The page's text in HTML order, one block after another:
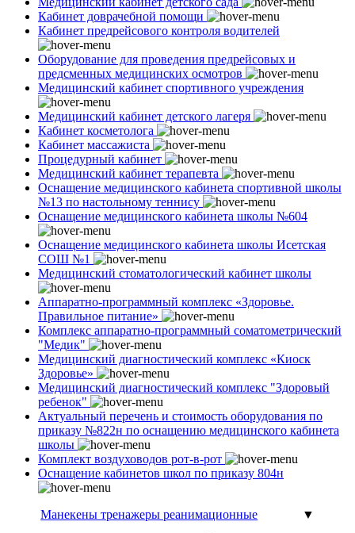
Кабинет доврачебной помощи
Кабинет предрейсового контроля водителей
Оборудование для проведения предрейсовых и
предсменных медицинских осмотров
Медицинский кабинет спортивного учреждения
Медицинский кабинет детского лагеря
Кабинет косметолога
Кабинет массажиста
Процедурный кабинет
Медицинский кабинет терапевта
Оснащение медицинского кабинета спортивной школы
№13 по настольному теннису
Оснащение медицинского кабинета школы №604
Оснащение медицинского кабинета школы Исетская
СОШ №1
Медицинский стоматологический кабинет школы
Аппаратно-программный комплекс «Здоровье.
Правильное питание»
Комплекс аппаратно-программный соматометрический
"Медик"
Медицинский диагностический комплекс «Киоск
Здоровье»
Медицинский диагностический комплекс "Здоровый
ребенок"
Актуальный перечень и стоимость оборудования по
приказу №822н по оснащению медицинского кабинета
школы
Комплект воздуховодов рот-в-рот
Оснащение кабинетов школ по приказу 804н
Манекены тренажеры реанимационные
▼